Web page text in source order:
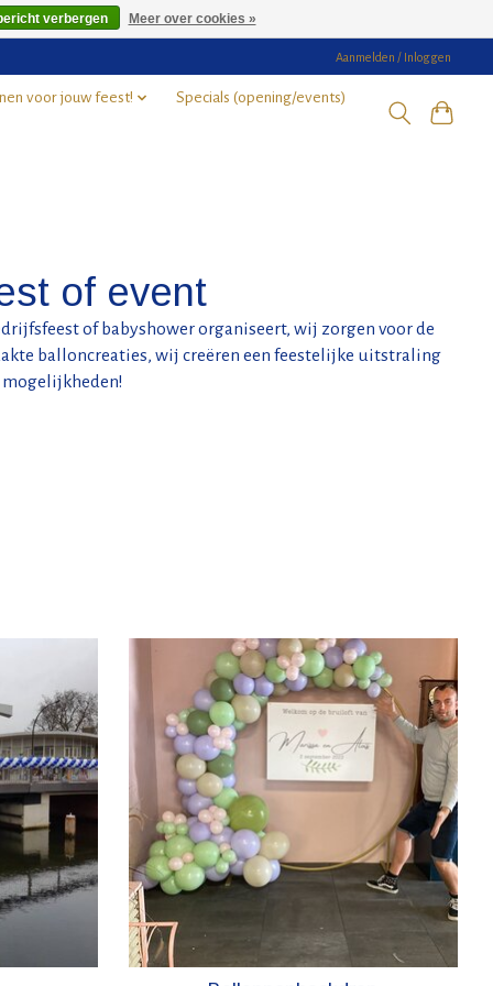
Aanmelden / Inloggen
voor jouw feest!
Specials (opening/events)
of event
of babyshower organiseert, wij zorgen voor de
balloncreaties, wij creëren een feestelijke uitstraling
mogelijkheden!
verbergen Meer over cookies »